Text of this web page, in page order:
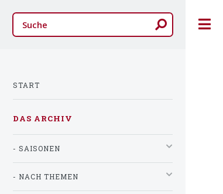
START
DAS ARCHIV
- SAISONEN
- NACH THEMEN